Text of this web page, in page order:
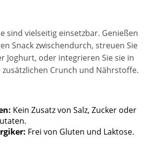
sind vielseitig einsetzbar. Genießen
Snack zwischendurch, streuen Sie
Joghurt, oder integrieren Sie sie in
Crunch und Nährstoffe.
Kein Zusatz von Salz, Zucker oder
Frei von Gluten und Laktose.